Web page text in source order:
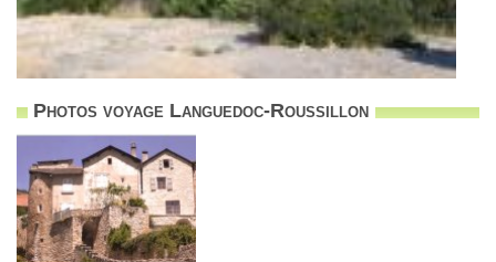
Photos voyage Languedoc-Roussillon